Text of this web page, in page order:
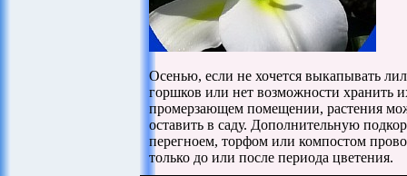
Осенью, если не хочется выкапывать
горшков или нет возможности хранить
промерзающем помещении, растения
оставить в саду. Дополнительную
перегноем, торфом или компостом
только до или после периода цветения.